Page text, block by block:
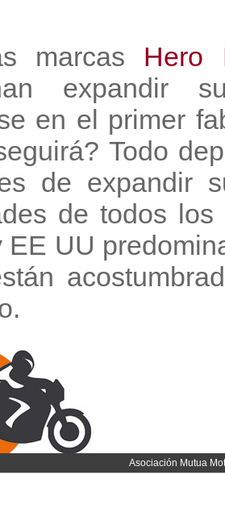
marcas Hero
expandir
en el primer
Todo
de expandir
de todos
EE UU
Asociación Mutua